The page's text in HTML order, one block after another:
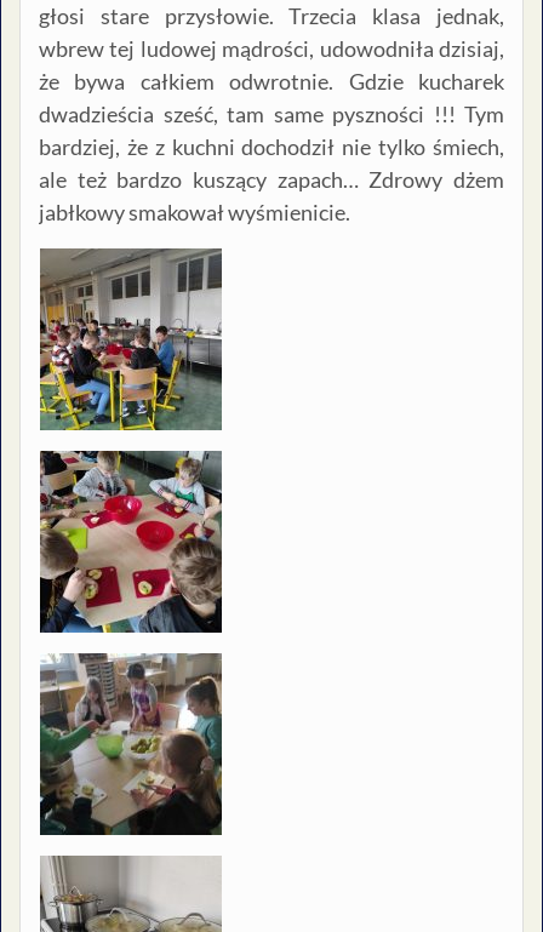
głosi stare przysłowie. Trzecia klasa jednak,
wbrew tej ludowej mądrości, udowodniła dzisiaj,
że bywa całkiem odwrotnie. Gdzie kucharek
dwadzieścia sześć, tam same pyszności !!! Tym
bardziej, że z kuchni dochodził nie tylko śmiech,
ale też bardzo kuszący zapach… Zdrowy dżem
jabłkowy smakował wyśmienicie.